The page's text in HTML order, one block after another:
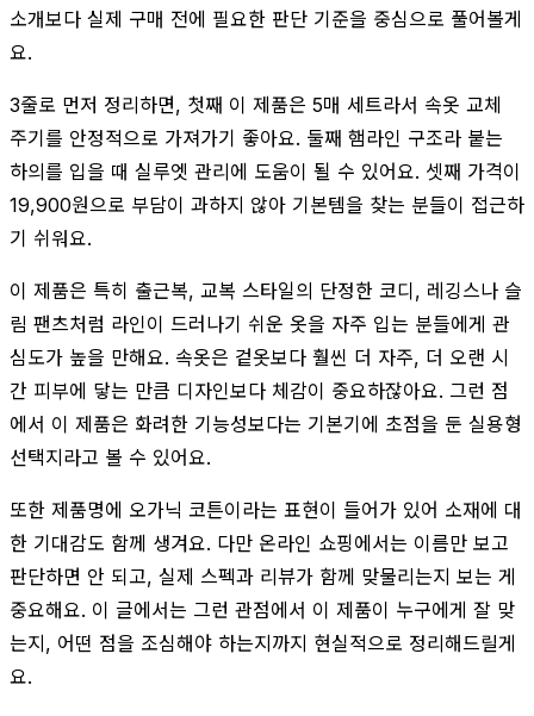
소개보다 실제 구매 전에 필요한 판단 기준을 중심으로 풀어볼게
요.
3줄로 먼저 정리하면, 첫째 이 제품은 5매 세트라서 속옷 교체
주기를 안정적으로 가져가기 좋아요. 둘째 햄라인 구조라 붙는
하의를 입을 때 실루엣 관리에 도움이 될 수 있어요. 셋째 가격이
19,900원으로 부담이 과하지 않아 기본템을 찾는 분들이 접근하
기 쉬워요.
이 제품은 특히 출근복, 교복 스타일의 단정한 코디, 레깅스나 슬
림 팬츠처럼 라인이 드러나기 쉬운 옷을 자주 입는 분들에게 관
심도가 높을 만해요. 속옷은 겉옷보다 훨씬 더 자주, 더 오랜 시
간 피부에 닿는 만큼 디자인보다 체감이 중요하잖아요. 그런 점
에서 이 제품은 화려한 기능성보다는 기본기에 초점을 둔 실용형
선택지라고 볼 수 있어요.
또한 제품명에 오가닉 코튼이라는 표현이 들어가 있어 소재에 대
한 기대감도 함께 생겨요. 다만 온라인 쇼핑에서는 이름만 보고
판단하면 안 되고, 실제 스펙과 리뷰가 함께 맞물리는지 보는 게
중요해요. 이 글에서는 그런 관점에서 이 제품이 누구에게 잘 맞
는지, 어떤 점을 조심해야 하는지까지 현실적으로 정리해드릴게
요.